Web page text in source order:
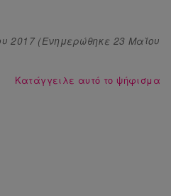
2017 (Ενημερώθηκε 23 Μαΐου
Κατάγγειλε αυτό το ψήφισμα